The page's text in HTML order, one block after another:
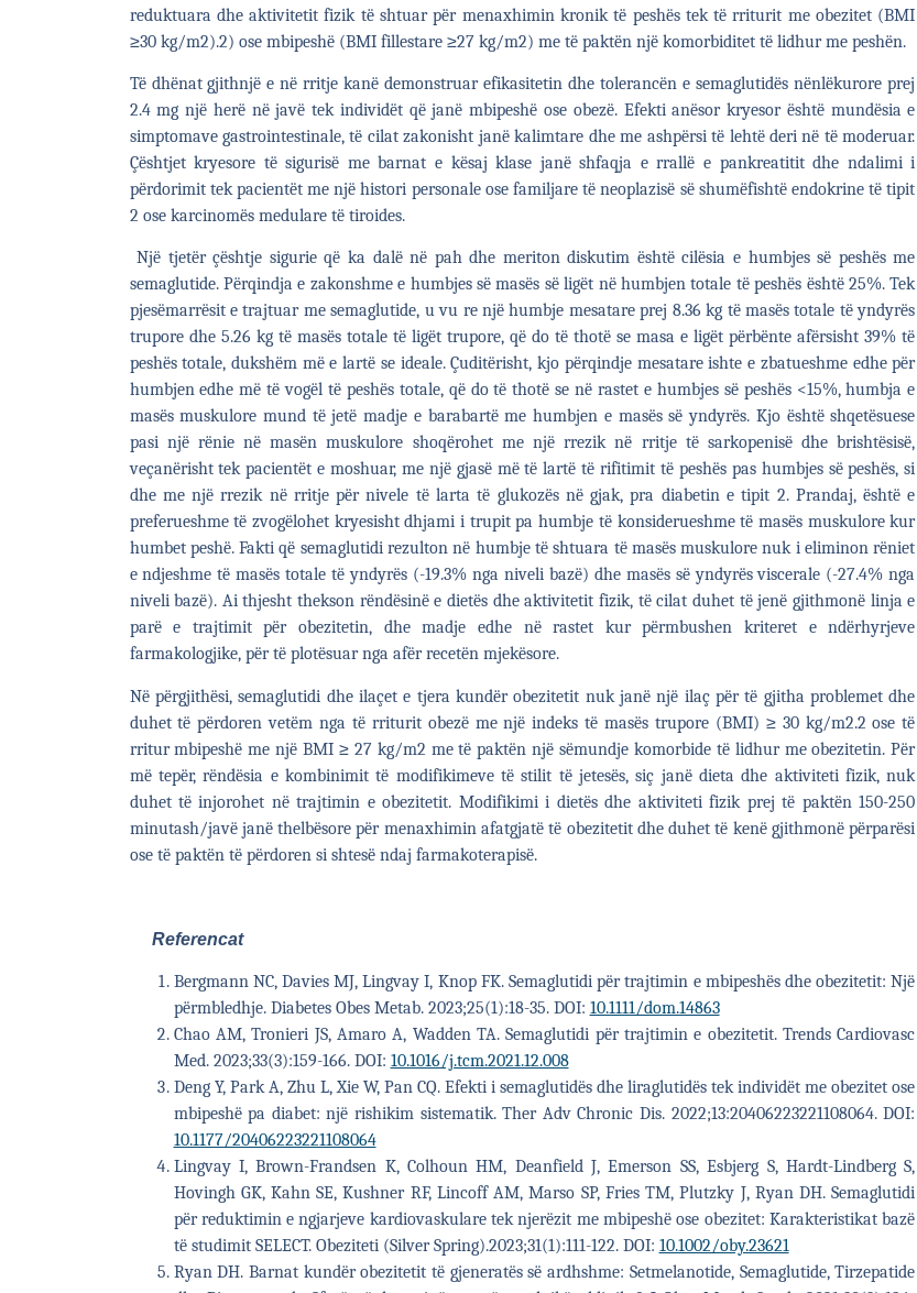
reduktuara dhe aktivitetit fizik të shtuar për menaxhimin kronik të peshës tek të rriturit me obezitet (BMI
≥30 kg/m2).2) ose mbipeshë (BMI fillestare ≥27 kg/m2) me të paktën një komorbiditet të lidhur me peshën.
Të dhënat gjithnjë e në rritje kanë demonstruar efikasitetin dhe tolerancën e semaglutidës nënlëkurore prej
2.4 mg një herë në javë tek individët që janë mbipeshë ose obezë. Efekti anësor kryesor është mundësia e
simptomave gastrointestinale, të cilat zakonisht janë kalimtare dhe me ashpërsi të lehtë deri në të moderuar.
Çështjet kryesore të sigurisë me barnat e kësaj klase janë shfaqja e rrallë e pankreatitit dhe ndalimi i
përdorimit tek pacientët me një histori personale ose familjare të neoplazisë së shumëfishtë endokrine të tipit
2 ose karcinomës medulare të tiroides.
Një tjetër çështje sigurie që ka dalë në pah dhe meriton diskutim është cilësia e humbjes së peshës me
semaglutide. Përqindja e zakonshme e humbjes së masës së ligët në humbjen totale të peshës është 25%. Tek
pjesëmarrësit e trajtuar me semaglutide, u vu re një humbje mesatare prej 8.36 kg të masës totale të yndyrës
trupore dhe 5.26 kg të masës totale të ligët trupore, që do të thotë se masa e ligët përbënte afërsisht 39% të
peshës totale, dukshëm më e lartë se ideale. Çuditërisht, kjo përqindje mesatare ishte e zbatueshme edhe për
humbjen edhe më të vogël të peshës totale, që do të thotë se në rastet e humbjes së peshës <15%, humbja e
masës muskulore mund të jetë madje e barabartë me humbjen e masës së yndyrës. Kjo është shqetësuese
pasi një rënie në masën muskulore shoqërohet me një rrezik në rritje të sarkopenisë dhe brishtësisë,
veçanërisht tek pacientët e moshuar, me një gjasë më të lartë të rifitimit të peshës pas humbjes së peshës, si
dhe me një rrezik në rritje për nivele të larta të glukozës në gjak, pra diabetin e tipit 2. Prandaj, është e
preferueshme të zvogëlohet kryesisht dhjami i trupit pa humbje të konsiderueshme të masës muskulore kur
humbet peshë. Fakti që semaglutidi rezulton në humbje të shtuara të masës muskulore nuk i eliminon rëniet
e ndjeshme të masës totale të yndyrës (-19.3% nga niveli bazë) dhe masës së yndyrës viscerale (-27.4% nga
niveli bazë). Ai thjesht thekson rëndësinë e dietës dhe aktivitetit fizik, të cilat duhet të jenë gjithmonë linja e
parë e trajtimit për obezitetin, dhe madje edhe në rastet kur përmbushen kriteret e ndërhyrjeve
farmakologjike, për të plotësuar nga afër recetën mjekësore.
Në përgjithësi, semaglutidi dhe ilaçet e tjera kundër obezitetit nuk janë një ilaç për të gjitha problemet dhe
duhet të përdoren vetëm nga të rriturit obezë me një indeks të masës trupore (BMI) ≥ 30 kg/m2.2 ose të
rritur mbipeshë me një BMI ≥ 27 kg/m2 me të paktën një sëmundje komorbide të lidhur me obezitetin. Për
më tepër, rëndësia e kombinimit të modifikimeve të stilit të jetesës, siç janë dieta dhe aktiviteti fizik, nuk
duhet të injorohet në trajtimin e obezitetit. Modifikimi i dietës dhe aktiviteti fizik prej të paktën 150-250
minutash/javë janë thelbësore për menaxhimin afatgjatë të obezitetit dhe duhet të kenë gjithmonë përparësi
ose të paktën të përdoren si shtesë ndaj farmakoterapisë.
Referencat
Bergmann NC, Davies MJ, Lingvay I, Knop FK. Semaglutidi për trajtimin e mbipeshës dhe obezitetit: Një
përmbledhje. Diabetes Obes Metab. 2023;25(1):18-35. DOI: 10.1111/dom.14863
Chao AM, Tronieri JS, Amaro A, Wadden TA. Semaglutidi për trajtimin e obezitetit. Trends Cardiovasc
Med. 2023;33(3):159-166. DOI: 10.1016/j.tcm.2021.12.008
Deng Y, Park A, Zhu L, Xie W, Pan CQ. Efekti i semaglutidës dhe liraglutidës tek individët me obezitet ose
mbipeshë pa diabet: një rishikim sistematik. Ther Adv Chronic Dis. 2022;13:20406223221108064. DOI:
10.1177/20406223221108064
Lingvay I, Brown-Frandsen K, Colhoun HM, Deanfield J, Emerson SS, Esbjerg S, Hardt-Lindberg S,
Hovingh GK, Kahn SE, Kushner RF, Lincoff AM, Marso SP, Fries TM, Plutzky J, Ryan DH. Semaglutidi
për reduktimin e ngjarjeve kardiovaskulare tek njerëzit me mbipeshë ose obezitet: Karakteristikat bazë
të studimit SELECT. Obeziteti (Silver Spring).2023;31(1):111-122. DOI: 10.1002/oby.23621
Ryan DH. Barnat kundër obezitetit të gjeneratës së ardhshme: Setmelanotide, Semaglutide, Tirzepatide